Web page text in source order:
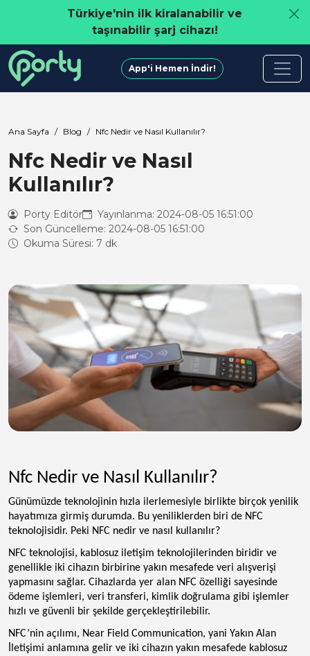
Türkiye'nin ilk kiralanabilir ve
taşınabilir şarj cihazı!
App'i Hemen İndir!
Ana Sayfa Blog Nfc Nedir ve Nasıl Kullanılır?
Nfc Nedir ve Nasıl
Kullanılır?
Porty Editör
Yayınlanma: 2024-08-05 16:51:00
Son Güncelleme: 2024-08-05 16:51:00
Okuma Süresi: 7 dk
Nfc Nedir ve Nasıl Kullanılır?
Günümüzde teknolojinin hızla ilerlemesiyle birlikte birçok yenilik
hayatımıza girmiş durumda. Bu yeniliklerden biri de NFC
teknolojisidir. Peki NFC nedir ve nasıl kullanılır?
NFC teknolojisi, kablosuz iletişim teknolojilerinden biridir ve
genellikle iki cihazın birbirine yakın mesafede veri alışverişi
yapmasını sağlar. Cihazlarda yer alan NFC özelliği sayesinde
ödeme işlemleri, veri transferi, kimlik doğrulama gibi işlemler
hızlı ve güvenli bir şekilde gerçekleştirilebilir.
NFC’nin açılımı, Near Field Communication, yani Yakın Alan
İletişimi anlamına gelir ve iki cihazın yakın mesafede kablosuz